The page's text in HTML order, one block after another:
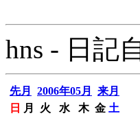
hns - 日記
先月 2006年05月
来月
日
月 火 水 木 金 土